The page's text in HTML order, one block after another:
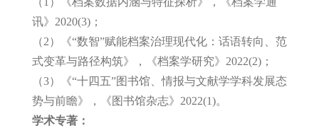
讯》2020(3)；
（2）《“数智”赋能档案治理现代化：话语转向、范
式变革与路径构筑》，《档案学研究》2022(2)；
（3）《“十四五”图书馆、情报与文献学学科发展态
势与前瞻》，《图书馆杂志》2022(1)。
学术专著：